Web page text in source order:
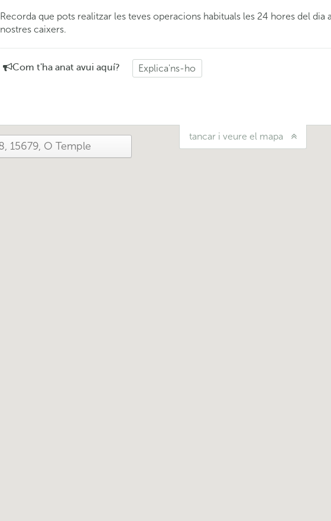
Recorda que pots realitzar les teves operacions habituals les 24 hores del dia
nostres caixers.
Com t'ha anat avui aquí? Explica'ns-ho
tancar i veure el mapa